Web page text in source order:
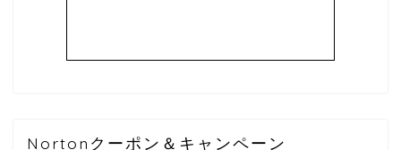
Nortonクーポン＆キャンペーン